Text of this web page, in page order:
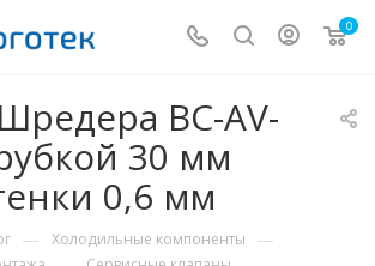
0
BC-AV-
30 мм
0,6 мм
— Холодильные компоненты —